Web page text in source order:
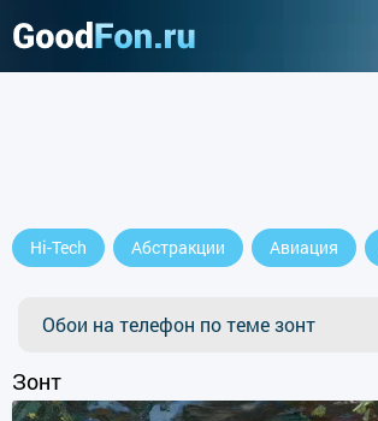
Hi-Tech Абстракции Авиация
Обои на телефон по теме зонт
Зонт